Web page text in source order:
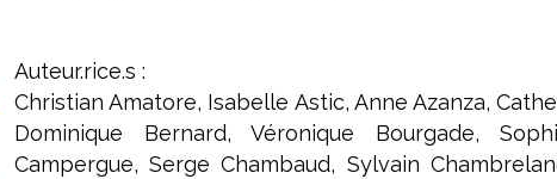
Auteur.rice.s :
Christian Amatore, Isabelle Astic, Anne Azanza,
Dominique Bernard, Véronique Bourgade,
Campergue, Serge Chambaud, Sylvain